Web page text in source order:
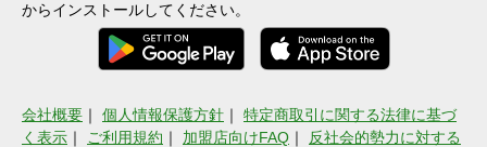
からインストールしてください。
会社概要 ｜ 個人情報保護方針 ｜ 特定商取引に関する法律に基づ
く表示 ｜ ご利用規約 ｜ 加盟店向けFAQ ｜ 反社会的勢力に対する